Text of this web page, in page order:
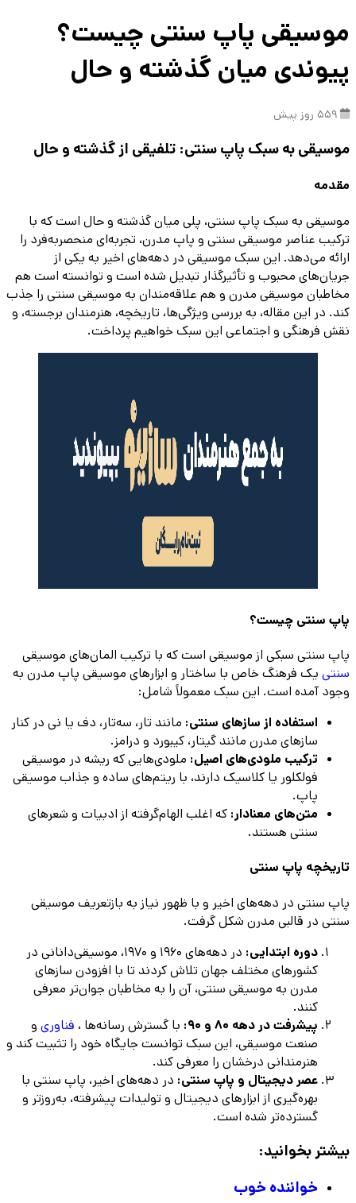
موسیقی پاپ سنتی چیست؟
پیوندی میان گذشته و حال
موسیقی به سبک پاپ سنتی: تلفیقی از گذشته و حال
مقدمه
موسیقی به سبک پاپ سنتی، پلی میان گذشته و حال است که با
ترکیب عناصر موسیقی سنتی و پاپ مدرن، تجربه‌ای منحصربه‌فرد را
ارائه می‌دهد. این سبک موسیقی در دهه‌های اخیر به یکی از
جریان‌های محبوب و تأثیرگذار تبدیل شده است و توانسته است هم
مخاطبان موسیقی مدرن و هم علاقه‌مندان به موسیقی سنتی را جذب
کند. در این مقاله، به بررسی ویژگی‌ها، تاریخچه، هنرمندان برجسته، و
نقش فرهنگی و اجتماعی این سبک خواهیم پرداخت.
پاپ سنتی چیست؟
پاپ سنتی سبکی از موسیقی است که با ترکیب المان‌های موسیقی
سنتی یک فرهنگ خاص با ساختار و ابزارهای موسیقی پاپ مدرن به
وجود آمده است. این سبک معمولاً شامل:
استفاده از سازهای سنتی: مانند تار، سه‌تار، دف یا نی در کنار
سازهای مدرن مانند گیتار، کیبورد و درامز.
ترکیب ملودی‌های اصیل: ملودی‌هایی که ریشه در موسیقی
فولکلور یا کلاسیک دارند، با ریتم‌های ساده و جذاب موسیقی
پاپ.
متن‌های معنادار: که اغلب الهام‌گرفته از ادبیات و شعرهای
سنتی هستند.
تاریخچه پاپ سنتی
پاپ سنتی در دهه‌های اخیر و با ظهور نیاز به بازتعریف موسیقی
سنتی در قالبی مدرن شکل گرفت.
دوره ابتدایی:
در دهه‌های ۱۹۶۰ و ۱۹۷۰، موسیقی‌دانانی در
کشورهای مختلف جهان تلاش کردند تا با افزودن سازهای
مدرن به موسیقی سنتی، آن را به مخاطبان جوان‌تر معرفی
کنند.
پیشرفت در دهه ۸۰ و ۹۰:
با گسترش رسانه‌ها ، فناوری و
صنعت موسیقی، این سبک توانست جایگاه خود را تثبیت کند و
هنرمندانی درخشان را معرفی کند.
عصر دیجیتال و پاپ سنتی: در دهه‌های اخیر، پاپ سنتی با
بهره‌گیری از ابزارهای دیجیتال و تولیدات پیشرفته، به‌روزتر و
گسترده‌تر شده است.
بیشتر بخوانید:
خواننده خوب